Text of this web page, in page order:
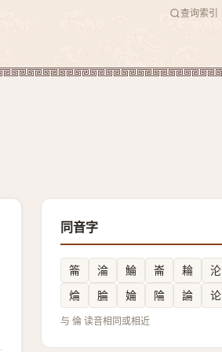
查询索引
同音字
䈁 淪 鯩 崙 耣
沦
㷍
腀 婨 陯 論 论
与 倫 读音相同或相近